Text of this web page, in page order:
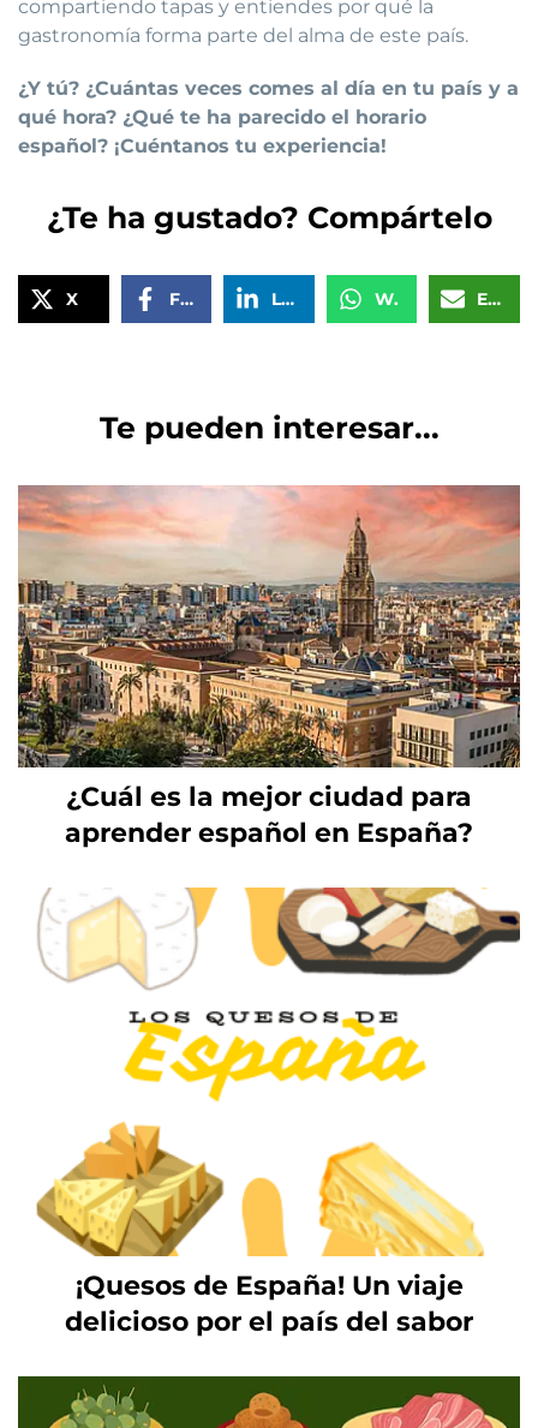
compartiendo tapas y entiendes por qué la
gastronomía forma parte del alma de este país.
¿Y tú? ¿Cuántas veces comes al día en tu país y a
qué hora? ¿Qué te ha parecido el horario
español? ¡Cuéntanos tu experiencia!
¿Te ha gustado? Compártelo
X Facebook LinkedIn WhatsApp Email
Te pueden interesar...
¿Cuál es la mejor ciudad para
aprender español en España?
¡Quesos de España! Un viaje
delicioso por el país del sabor